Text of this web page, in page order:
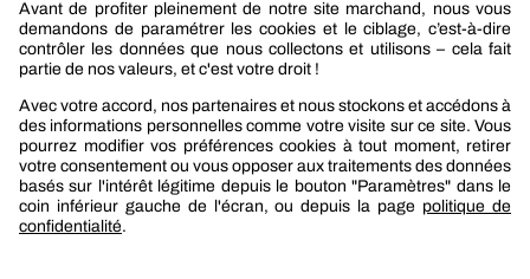
Berner
Boutique Berner
Boutique Berner Industry Services